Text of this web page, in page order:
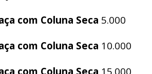
com Coluna Seca 5.000
com Coluna Seca 10.000
com Coluna Seca 15.000